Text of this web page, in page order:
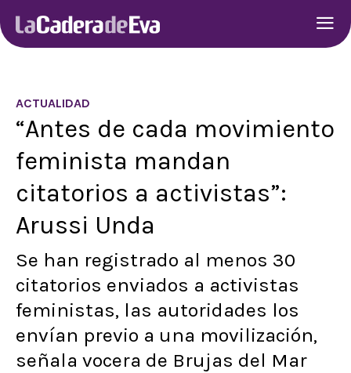
ACTUALIDAD
“Antes de cada movimiento
feminista mandan
citatorios a activistas”:
Arussi Unda
Se han registrado al menos 30
citatorios enviados a activistas
feministas, las autoridades los
envían previo a una movilización,
señala vocera de Brujas del Mar